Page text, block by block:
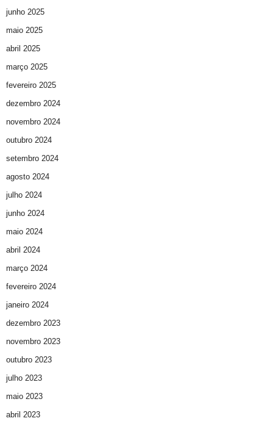
junho 2025
maio 2025
abril 2025
março 2025
fevereiro 2025
dezembro 2024
novembro 2024
outubro 2024
setembro 2024
agosto 2024
julho 2024
junho 2024
maio 2024
abril 2024
março 2024
fevereiro 2024
janeiro 2024
dezembro 2023
novembro 2023
outubro 2023
julho 2023
maio 2023
abril 2023